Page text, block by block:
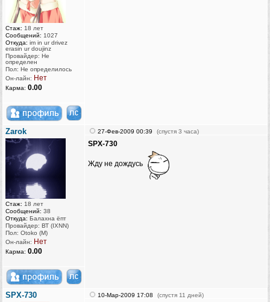
Стаж: 18 лет
Сообщений: 1027
Откуда: im in ur drivez
erasin ur doujinz
Провайдер: Не
определен
Пол: Не определилось
Он-лайн: Нет
Карма: 0.00
Zarok
Стаж: 18 лет
Сообщений: 38
Откуда: Балахна ёпт
Провайдер: ВТ (IXNN)
Пол: Otoko (M)
Он-лайн: Нет
Карма: 0.00
27-Фев-2009 00:39 (спустя 3 часа)
SPX-730
Жду не дождусь
SPX-730 10-Мар-2009 17:08 (спустя 11 дней)